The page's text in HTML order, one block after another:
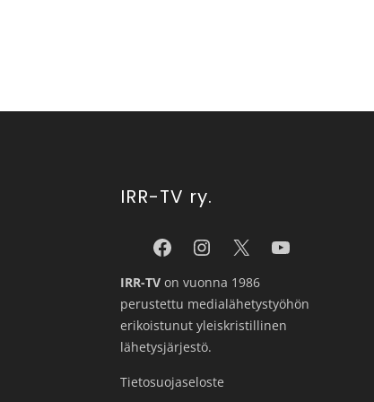
IRR-TV ry.
IRR-TV on vuonna 1986
perustettu medialähetystyöhön
erikoistunut yleiskristillinen
lähetysjärjestö.
Tietosuojaseloste